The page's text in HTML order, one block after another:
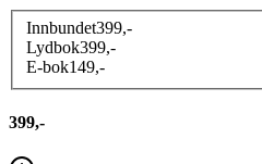
Innbundet399,-
Lydbok399,-
E-bok149,-
399,-